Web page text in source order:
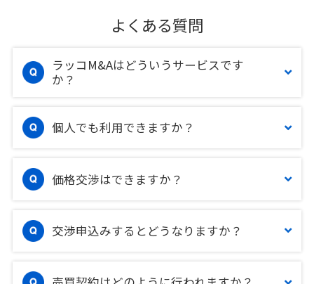
よくある質問
ラッコM&Aはどういうサービスです
か？
個人でも利用できますか？
価格交渉はできますか？
交渉申込みするとどうなりますか？